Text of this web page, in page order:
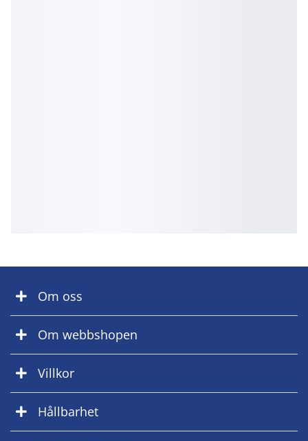
Om oss
Om webbshopen
Villkor
Hållbarhet